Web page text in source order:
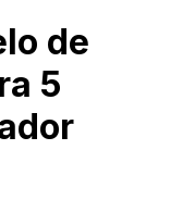
de
5